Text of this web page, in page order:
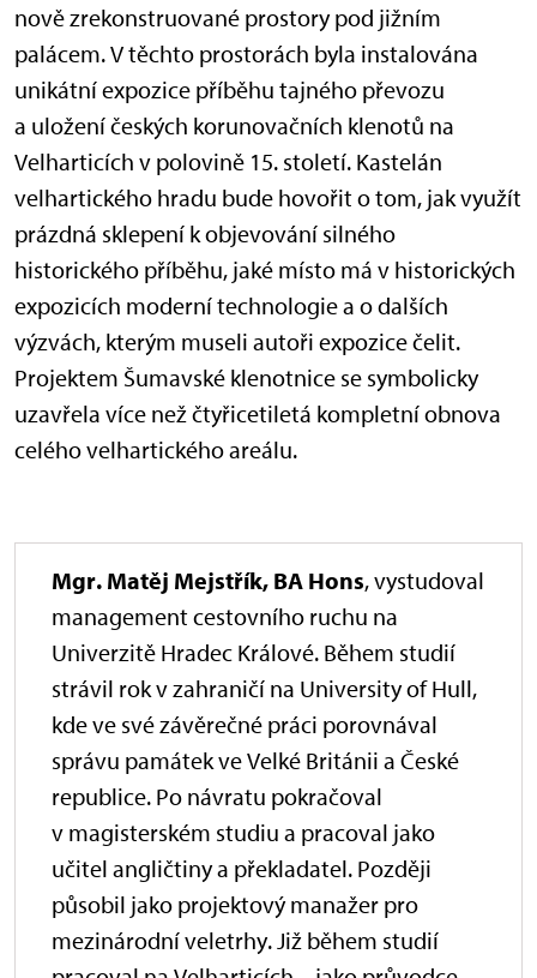
nově zrekonstruované prostory pod jižním
palácem. V těchto prostorách byla instalována
unikátní expozice příběhu tajného převozu
a uložení českých korunovačních klenotů na
Velharticích v polovině 15. století. Kastelán
velhartického hradu bude hovořit o tom, jak využít
prázdná sklepení k objevování silného
historického příběhu, jaké místo má v historických
expozicích moderní technologie a o dalších
výzvách, kterým museli autoři expozice čelit.
Projektem Šumavské klenotnice se symbolicky
uzavřela více než čtyřicetiletá kompletní obnova
celého velhartického areálu.
Mgr. Matěj Mejstřík, BA Hons, vystudoval
management cestovního ruchu na
Univerzitě Hradec Králové. Během studií
strávil rok v zahraničí na University of Hull,
kde ve své závěrečné práci porovnával
správu památek ve Velké Británii a České
republice. Po návratu pokračoval
v magisterském studiu a pracoval jako
učitel angličtiny a překladatel. Později
působil jako projektový manažer pro
mezinárodní veletrhy. Již během studií